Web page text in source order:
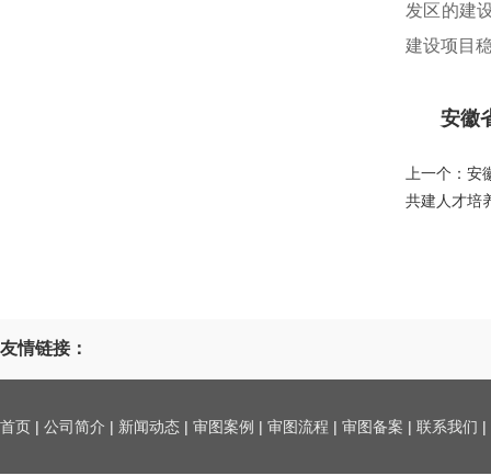
发区的建
建设项目
安徽
上一个： 安
共建人才培
友情链接：
首页 | 公司简介 | 新闻动态 | 审图案例 | 审图流程 | 审图备案 | 联系我们 |